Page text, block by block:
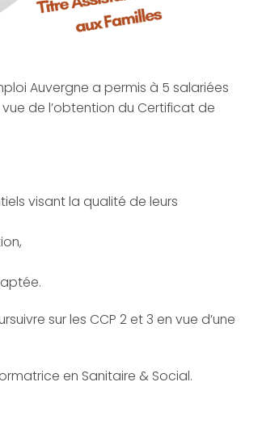
Auvergne a permis à 5 salariées
de l’obtention du Certificat de
visant la qualité de leurs
sur les CCP 2 et 3 en vue d’une
en Sanitaire & Social.